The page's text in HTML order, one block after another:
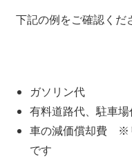
下記の例をご確認くだ
ガソリン代
有料道路代、駐車場
車の減価償却費 ※
です